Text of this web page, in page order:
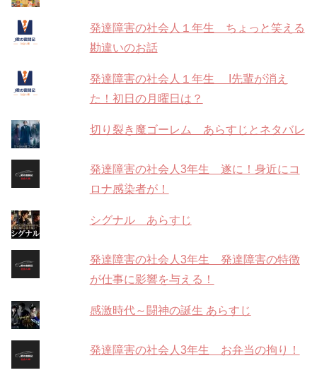
発達障害の社会人１年生 ちょっと笑える
勘違いのお話
発達障害の社会人１年生 I先輩が消え
た！初日の月曜日は？
切り裂き魔ゴーレム あらすじとネタバレ
発達障害の社会人3年生 遂に！身近にコ
ロナ感染者が！
シグナル あらすじ
発達障害の社会人3年生 発達障害の特徴
が仕事に影響を与える！
感激時代～闘神の誕生 あらすじ
発達障害の社会人3年生 お弁当の拘り！